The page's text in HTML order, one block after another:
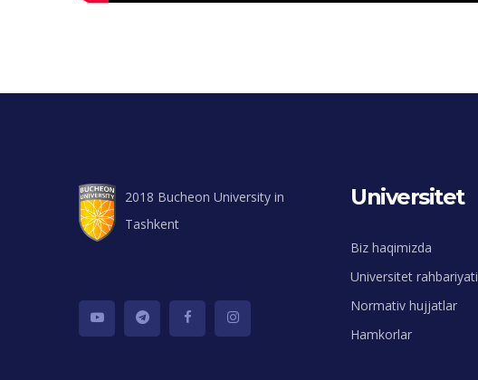
2018 Bucheon University in
Tashkent
Universitet
Biz haqimizda
Universitet rahbariyati
Normativ hujjatlar
Hamkorlar